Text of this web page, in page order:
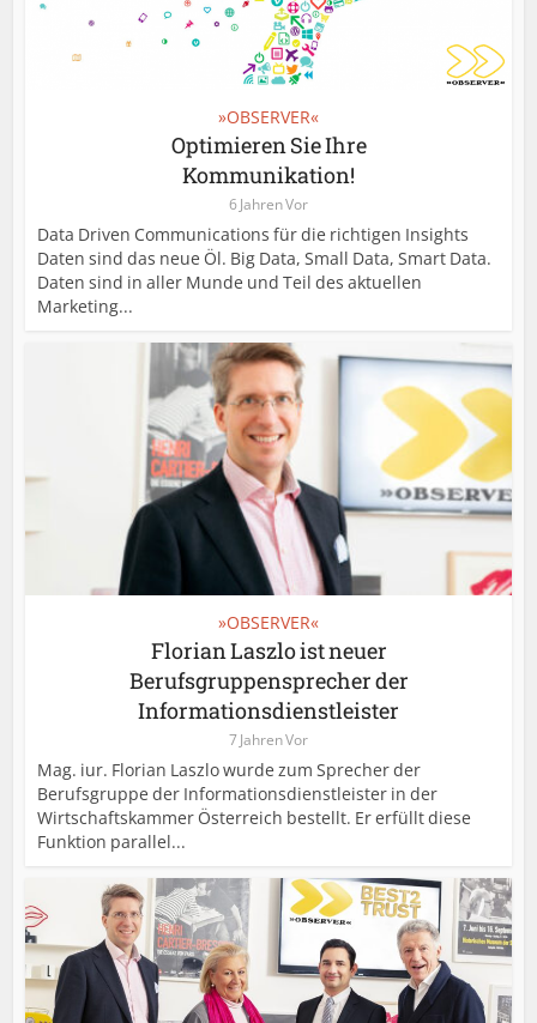
»OBSERVER«
Optimieren Sie Ihre
Kommunikation!
6 Jahren Vor
Data Driven Communications für die richtigen Insights
Daten sind das neue Öl. Big Data, Small Data, Smart Data.
Daten sind in aller Munde und Teil des aktuellen
Marketing...
»OBSERVER«
Florian Laszlo ist neuer
Berufsgruppensprecher der
Informationsdienstleister
7 Jahren Vor
Mag. iur. Florian Laszlo wurde zum Sprecher der
Berufsgruppe der Informationsdienstleister in der
Wirtschaftskammer Österreich bestellt. Er erfüllt diese
Funktion parallel...